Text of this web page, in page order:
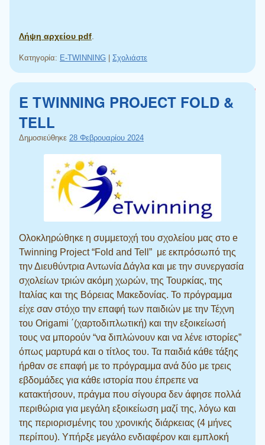
Λήψη αρχείου pdf
Κατηγορία: E-TWINNING Σχολιάστε
E TWINNING PROJECT FOLD &
TELL
Δημοσιεύθηκε 28 Φεβρουαρίου 2024
Ολοκληρώθηκε η συμμετοχή του σχολείου μας στο e
Twinning Project “Fold and Tell” με εκπρόσωπό της
την Διευθύντρια Αντωνία Δάγλα και με την συνεργασία
σχολείων τριών ακόμη χωρών, της Τουρκίας, της
Ιταλίας και της Βόρειας Μακεδονίας. Το πρόγραμμα
είχε σαν στόχο την επαφή των παιδιών με την Τέχνη
του Origami ΄(χαρτοδιπλωτική) και την εξοικείωσή
τους να μπορούν “να διπλώνουν και να λένε ιστορίες”
όπως μαρτυρά και ο τίτλος του. Τα παιδιά κάθε τάξης
ήρθαν σε επαφή με το πρόγραμμα ανά δύο με τρεις
εβδομάδες για κάθε ιστορία που έπρεπε να
κατακτήσουν, πράγμα που σίγουρα δεν άφησε πολλά
περιθώρια για μεγάλη εξοικείωση μαζί της, λόγω και
της περιορισμένης του χρονικής διάρκειας (4 μήνες
περίπου). Υπήρξε μεγάλο ενδιαφέρον και εμπλοκή